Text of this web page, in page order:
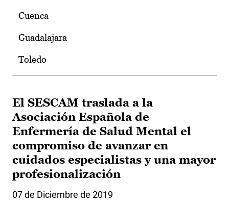
Cuenca
Guadalajara
Toledo
El SESCAM traslada a la
Asociación Española de
Enfermería de Salud Mental el
compromiso de avanzar en
cuidados especialistas y una mayor
profesionalización
07 de Diciembre de 2019